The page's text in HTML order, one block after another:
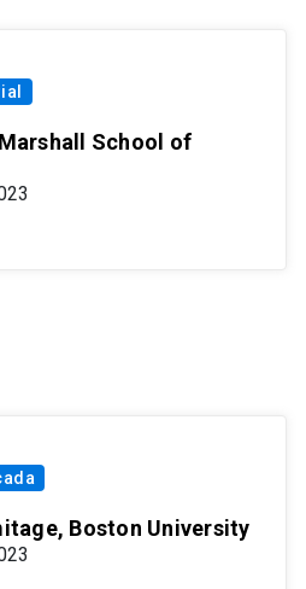
School of
Boston University